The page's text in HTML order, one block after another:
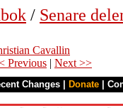
/ Senare
Cavallin
Previous | Next >>
Changes Donate